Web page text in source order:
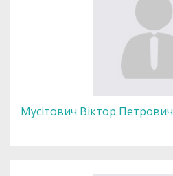
Мусітович Віктор Петрович